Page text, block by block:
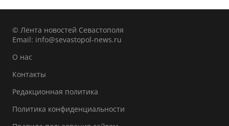
© Лента новостей Севастополя
Email: info@sevastopol-news.ru
О нас
Контакты
Редакционная политика
Политика конфиденциальности